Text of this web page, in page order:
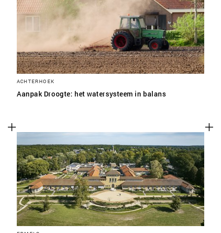
ACHTERHOEK
Aanpak Droogte: het watersysteem in balans